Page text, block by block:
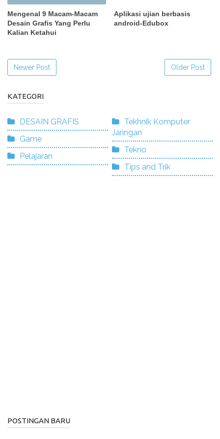
Mengenal 9 Macam-Macam
Desain Grafis Yang Perlu
Kalian Ketahui
Aplikasi ujian berbasis
android-Edubox
Newer Post Older Post
KATEGORI
DESAIN GRAFIS
Game
Pelajaran
Tekhnik Komputer
Jaringan
Tekno
Tips and Trik
POSTINGAN BARU